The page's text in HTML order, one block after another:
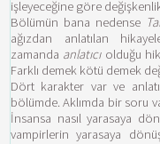
işleyeceğine göre
Bölümün bana nedense
ağızdan anlatılan
zamanda anlatıcı olduğu
Farklı demek kötü demek
Dört karakter var ve
bölümde. Aklımda bir soru
İnsansa nasıl yarasaya
vampirlerin yarasaya